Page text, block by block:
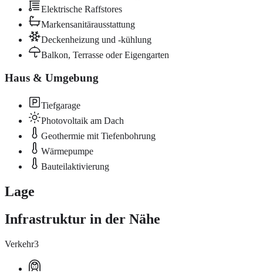
Elektrische Raffstores
Markensanitärausstattung
Deckenheizung und -kühlung
Balkon, Terrasse oder Eigengarten
Haus & Umgebung
Tiefgarage
Photovoltaik am Dach
Geothermie mit Tiefenbohrung
Wärmepumpe
Bauteilaktivierung
Lage
Infrastruktur in der Nähe
Verkehr3